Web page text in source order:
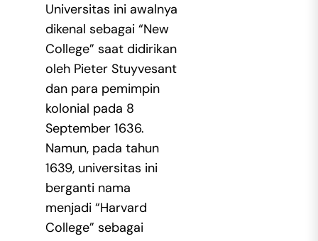
Universitas ini awalnya
dikenal sebagai “New
College” saat didirikan
oleh Pieter Stuyvesant
dan para pemimpin
kolonial pada 8
September 1636.
Namun, pada tahun
1639, universitas ini
berganti nama
menjadi “Harvard
College” sebagai